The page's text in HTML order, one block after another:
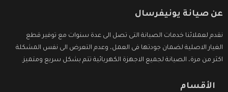
عن صيانة يونيفرسال
نقدم لعملائنا خدمات الصيانة التى تصل الى عدة سنوات مع توفير قطع
الغيار الاصلية لضمان جودتها فى العمل، وعدم التعرض الى نفس المشكلة
اكثر من مرة، الصيانة لجميع الاجهزة الكهربائية تتم بشكل سريع ومتميز.
الأقسام